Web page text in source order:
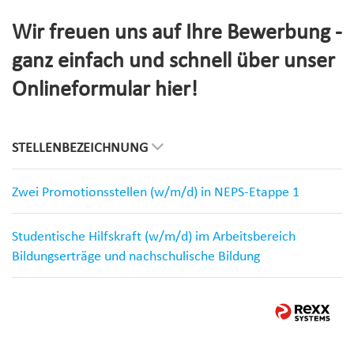
Wir freuen uns auf Ihre Bewerbung -
ganz einfach und schnell über unser
Onlineformular hier!
STELLENBEZEICHNUNG
Zwei Promotionsstellen (w/m/d) in NEPS-Etappe 1
Studentische Hilfskraft (w/m/d) im Arbeitsbereich
Bildungserträge und nachschulische Bildung